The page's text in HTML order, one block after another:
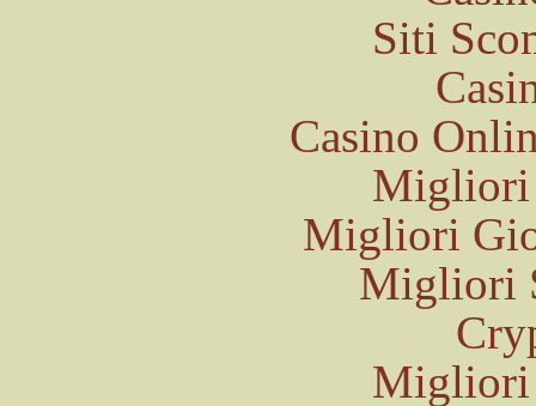
Siti
Casino
Migliori
Migliori
Migliori
Migliori